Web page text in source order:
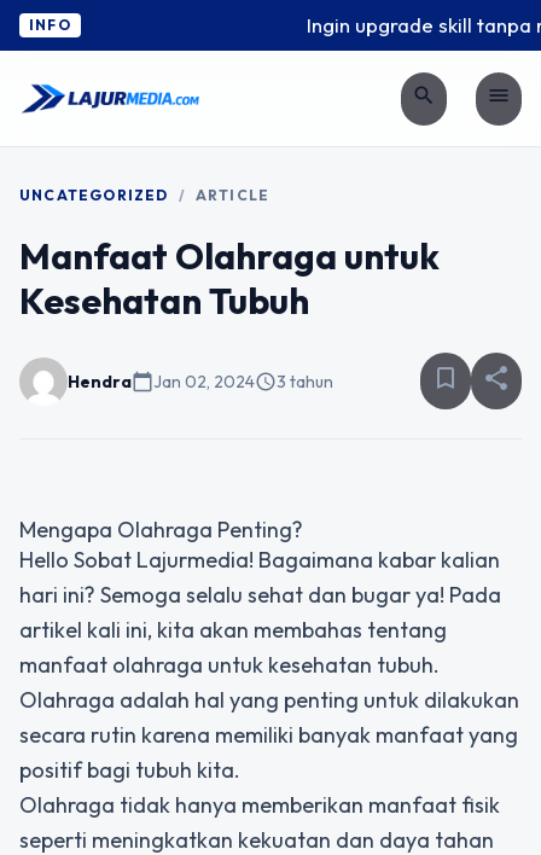
INFO Ingin upgrade skill tanpa
search menu
UNCATEGORIZED / ARTICLE
Manfaat Olahraga untuk
Kesehatan Tubuh
Hendracalendar_todayJan 02, 2024schedule3 tahun bookmark_border share
Mengapa Olahraga Penting?
Hello Sobat Lajurmedia! Bagaimana kabar kalian
hari ini? Semoga selalu sehat dan bugar ya! Pada
artikel kali ini, kita akan membahas tentang
manfaat olahraga untuk kesehatan tubuh.
Olahraga adalah hal yang penting untuk dilakukan
secara rutin karena memiliki banyak manfaat yang
positif bagi tubuh kita.
Olahraga tidak hanya memberikan manfaat fisik
seperti meningkatkan kekuatan dan daya tahan